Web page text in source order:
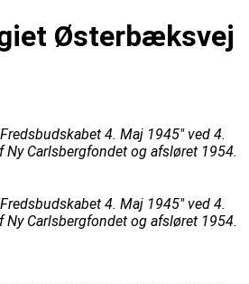
Østerbæksvej
4. Maj 1945" ved 4.
Carlsbergfondet og afsløret 1954.
4. Maj 1945" ved 4.
Carlsbergfondet og afsløret 1954.